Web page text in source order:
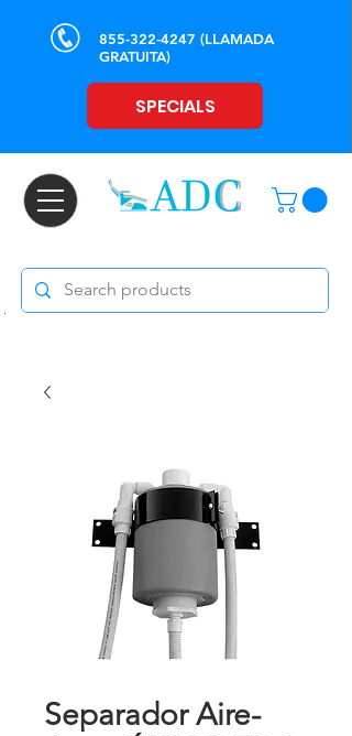
855-322-4247 (LLAMADA
GRATUITA)
SPECIALS
Separador Aire-